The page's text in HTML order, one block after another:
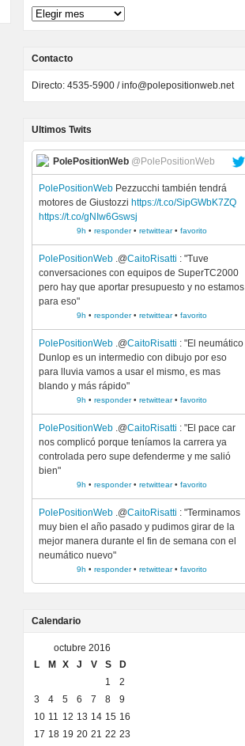
Contacto
Directo: 4535-5900 /info@polepositionweb.net
Ultimos Twits
PolePositionWeb @PolePositionWeb
PolePositionWeb Pezzucchi también tendrá
motores de Giustozzi https://t.co/SipGWbK7ZQ
https://t.co/gNIw6Gswsj
9h • responder• retwittear• favorito
PolePositionWeb .@CaitoRisatti : "Tuve
conversaciones con equipos de SuperTC2000
pero hay que aportar presupuesto y no estamos
para eso"
9h • responder• retwittear• favorito
PolePositionWeb .@CaitoRisatti : "El neumático
Dunlop es un intermedio con dibujo por eso
para lluvia vamos a usar el mismo, es mas
blando y más rápido"
9h • responder• retwittear• favorito
PolePositionWeb .@CaitoRisatti : "El pace car
nos complicó porque teníamos la carrera ya
controlada pero supe defenderme y me salió
bien"
9h • responder• retwittear• favorito
PolePositionWeb .@CaitoRisatti : "Terminamos
muy bien el año pasado y pudimos girar de la
mejor manera durante el fin de semana con el
neumático nuevo"
9h • responder• retwittear• favorito
Calendario
octubre 2016
L
M X J V S
D
1
2
3
4 5 6 7 8
9
10 11 12 13 14 15 16
17 18 19 20 21 22 23